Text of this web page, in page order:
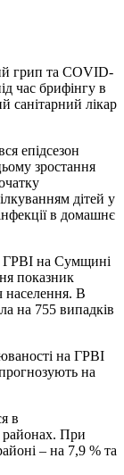
грип та СОVID-
час брифінгу в
санітарний лікар
епідсезон
зростання
дітей у
в домашнє
ГРВІ на Сумщині
показник
населення. В
на 755 випадків
на ГРВІ
на
в
районах. При
– на 7,9 % та